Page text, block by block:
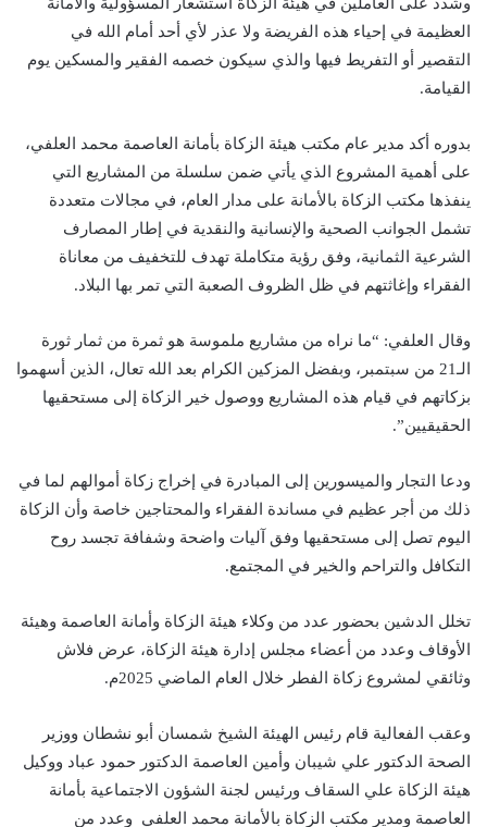
وشدد على العاملين في هيئة الزكاة استشعار المسؤولية والأمانة
العظيمة في إحياء هذه الفريضة ولا عذر لأي أحد أمام الله في
التقصير أو التفريط فيها والذي سيكون خصمه الفقير والمسكين يوم
القيامة.
بدوره أكد مدير عام مكتب هيئة الزكاة بأمانة العاصمة محمد العلفي،
على أهمية المشروع الذي يأتي ضمن سلسلة من المشاريع التي
ينفذها مكتب الزكاة بالأمانة على مدار العام، في مجالات متعددة
تشمل الجوانب الصحية والإنسانية والنقدية في إطار المصارف
الشرعية الثمانية، وفق رؤية متكاملة تهدف للتخفيف من معاناة
الفقراء وإغاثتهم في ظل الظروف الصعبة التي تمر بها البلاد.
وقال العلفي: “ما نراه من مشاريع ملموسة هو ثمرة من ثمار ثورة
الـ21 من سبتمبر، وبفضل المزكين الكرام بعد الله تعال، الذين أسهموا
بزكاتهم في قيام هذه المشاريع ووصول خير الزكاة إلى مستحقيها
الحقيقيين”.
ودعا التجار والميسورين إلى المبادرة في إخراج زكاة أموالهم لما في
ذلك من أجر عظيم في مساندة الفقراء والمحتاجين خاصة وأن الزكاة
اليوم تصل إلى مستحقيها وفق آليات واضحة وشفافة تجسد روح
التكافل والتراحم والخير في المجتمع.
تخلل الدشين بحضور عدد من وكلاء هيئة الزكاة وأمانة العاصمة وهيئة
الأوقاف وعدد من أعضاء مجلس إدارة هيئة الزكاة، عرض فلاش
وثائقي لمشروع زكاة الفطر خلال العام الماضي 2025م.
وعقب الفعالية قام رئيس الهيئة الشيخ شمسان أبو نشطان ووزير
الصحة الدكتور علي شيبان وأمين العاصمة الدكتور حمود عباد ووكيل
هيئة الزكاة علي السقاف ورئيس لجنة الشؤون الاجتماعية بأمانة
العاصمة ومدير مكتب الزكاة بالأمانة محمد العلفي وعدد من